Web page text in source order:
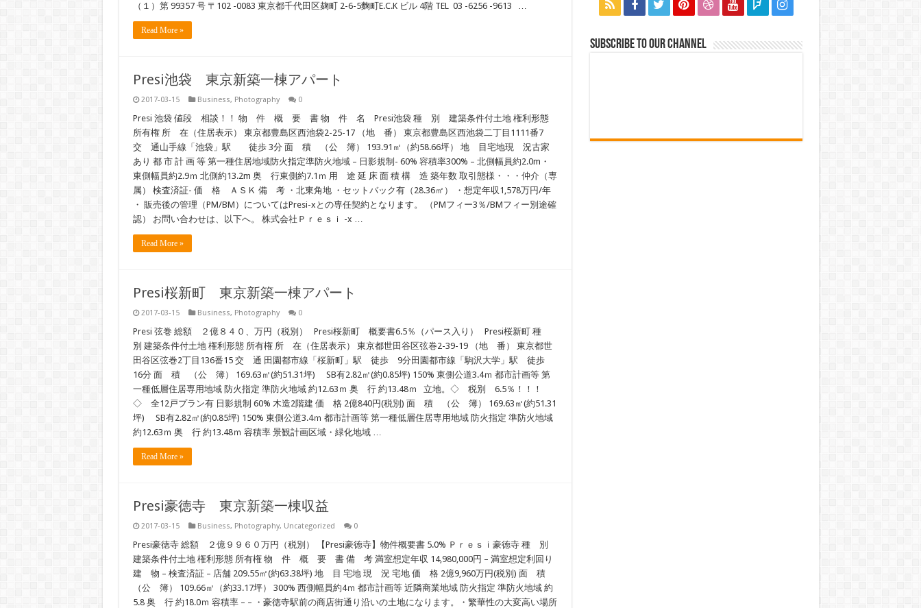
（１）第 99357 号 〒102 -0083 東京都千代田区麹町 2-6-5麴町E.C.K ビル 4階 TEL 03 -6256 -9613 …
Read More »
Presi池袋 東京新築一棟アパート
2017-03-15 Business, Photography 0
Presi 池袋 値段 相談！！ 物 件 概 要 書 物 件 名 Presi池袋 種 別 建築条件付土地 権利形態
所有権 所 在（住居表示） 東京都豊島区西池袋2-25-17 （地 番） 東京都豊島区西池袋二丁目1111番7
交 通山手線「池袋」駅 徒歩 3分 面 積 （公 簿） 193.91㎡（約58.66坪） 地 目宅地現 況古家
あり 都 市 計 画 等 第一種住居地域防火指定準防火地域 – 日影規制- 60% 容積率300% – 北側幅員約2.0m・
東側幅員約2.9ｍ 北側約13.2m 奥 行東側約7.1ｍ 用 途 延 床 面 積 構 造 築年数 取引態様・・・仲介（専
属） 検査済証- 価 格 ＡＳＫ 備 考 ・北東角地 ・セットバック有（28.36㎡） ・想定年収1,578万円/年
・ 販売後の管理（PM/BM）についてはPresi-xとの専任契約となります。 （PMフィー3％/BMフィー別途確
認） お問い合わせは、以下へ。 株式会社Ｐｒｅｓｉ -x …
Read More »
Presi桜新町 東京新築一棟アパート
2017-03-15 Business, Photography 0
Presi 弦巻 総額 ２億８４０、万円（税別） Presi桜新町 概要書6.5％（パース入り） Presi桜新町 種
別 建築条件付土地 権利形態 所有権 所 在（住居表示） 東京都世田谷区弦巻2-39-19 （地 番） 東京都世
田谷区弦巻2丁目136番15 交 通 田園都市線「桜新町」駅 徒歩 9分田園都市線「駒沢大学」駅 徒歩
16分 面 積 （公 簿） 169.63㎡(約51.31坪) SB有2.82㎡(約0.85坪) 150% 東側公道3.4ｍ 都市計画等 第
一種低層住居専用地域 防火指定 準防火地域 約12.63ｍ 奥 行 約13.48ｍ 立地。◇ 税別 6.5％！！！
◇ 全12戸プラン有 日影規制 60% 木造2階建 価 格 2億840円(税別) 面 積 （公 簿） 169.63㎡(約51.31
坪) SB有2.82㎡(約0.85坪) 150% 東側公道3.4ｍ 都市計画等 第一種低層住居専用地域 防火指定 準防火地域
約12.63ｍ 奥 行 約13.48ｍ 容積率 景観計画区域・緑化地域 …
Read More »
Presi豪徳寺 東京新築一棟収益
2017-03-15 Business, Photography, Uncategorized 0
Presi豪徳寺 総額 ２億９９６０万円（税別） 【Presi豪徳寺】物件概要書 5.0% Ｐｒｅｓｉ豪徳寺 種 別
建築条件付土地 権利形態 所有権 物 件 概 要 書 備 考 満室想定年収 14,980,000円 – 満室想定利回り
建 物 – 検査済証 – 店舗 209.55㎡(約63.38坪) 地 目 宅地 現 況 宅地 価 格 2億9,960万円(税別) 面 積
（公 簿） 109.66㎡（約33.17坪） 300% 西側幅員約4ｍ 都市計画等 近隣商業地域 防火指定 準防火地域 約
5.8 奥 行 約18.0ｍ 容積率 – – ・豪徳寺駅前の商店街通り沿いの土地になります。・繁華性の大変高い場所
Subscribe to our Channel